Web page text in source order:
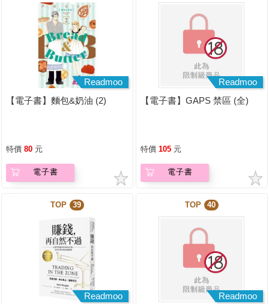
Readmoo
【電子書】麵包&奶油 (2)
特價 80 元
電子書
Readmoo
【電子書】GAPS 禁區 (全)
特價 105 元
電子書
TOP 39
Readmoo
TOP 40
Readmoo